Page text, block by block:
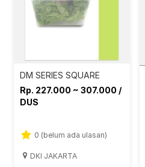
DM SERIES SQUARE
Rp. 227.000 ~ 307.000 /
DUS
0 (belum ada ulasan)
DKI JAKARTA